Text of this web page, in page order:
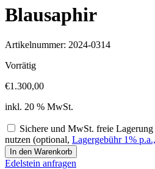
Blausaphir
Artikelnummer: 2024-0314
Vorrätig
€1.300,00
inkl. 20 % MwSt.
Sichere und MwSt. freie
nutzen (optional, Lagergebühr 1%
Blausaphir
Menge
In den Warenkorb
Edelstein anfragen